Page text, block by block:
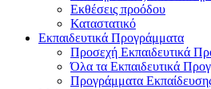
Εκθέσεις προόδου
Καταστατικό
Eκπαιδευτικά Προγράμματα
Προσεχή Εκπαιδευτικά
Όλα τα Εκπαιδευτικά
Προγράμματα